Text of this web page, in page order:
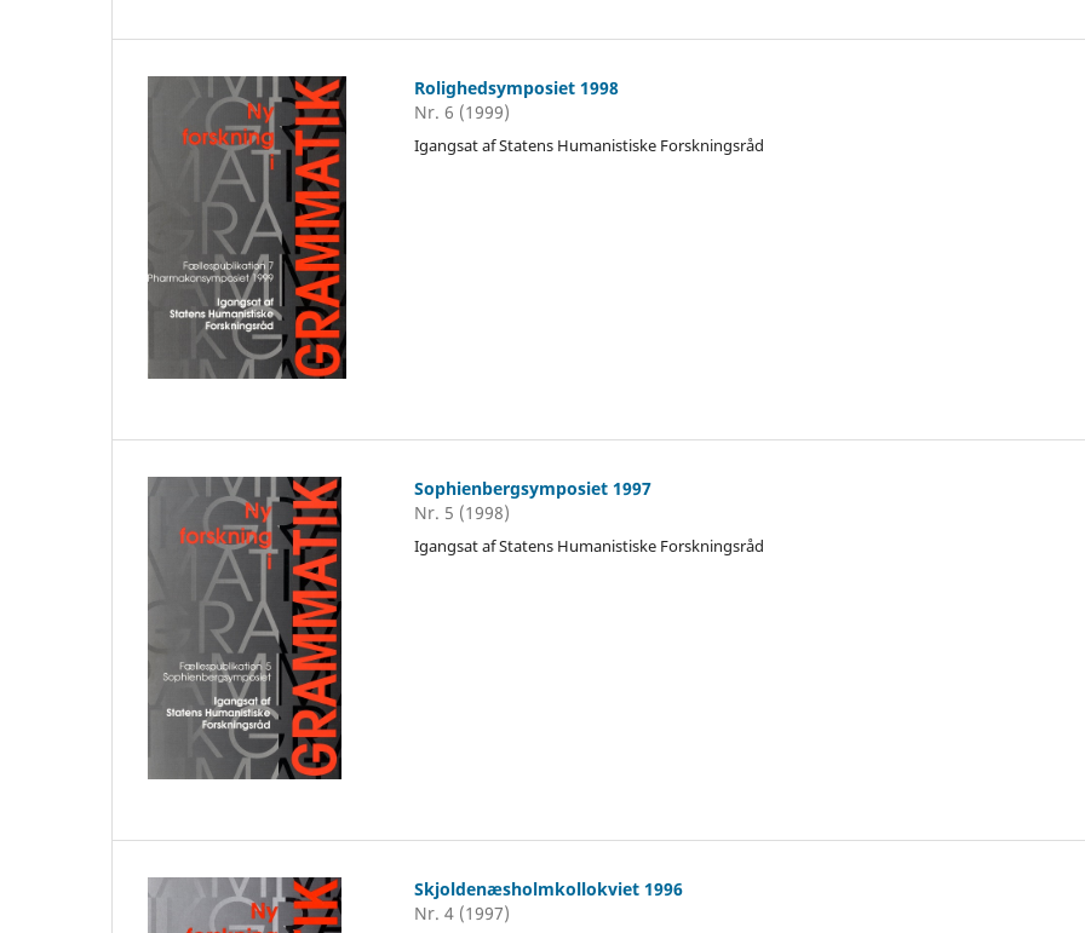
Rolighedsymposiet 1998
Nr. 6 (1999)
Igangsat af Statens Humanistiske Forskningsråd
Sophienbergsymposiet 1997
Nr. 5 (1998)
Igangsat af Statens Humanistiske Forskningsråd
Skjoldenæsholmkollokviet 1996
Nr. 4 (1997)